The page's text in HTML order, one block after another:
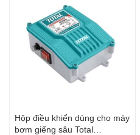
Hộp điều khiển dùng cho máy
bơm giếng sâu Total